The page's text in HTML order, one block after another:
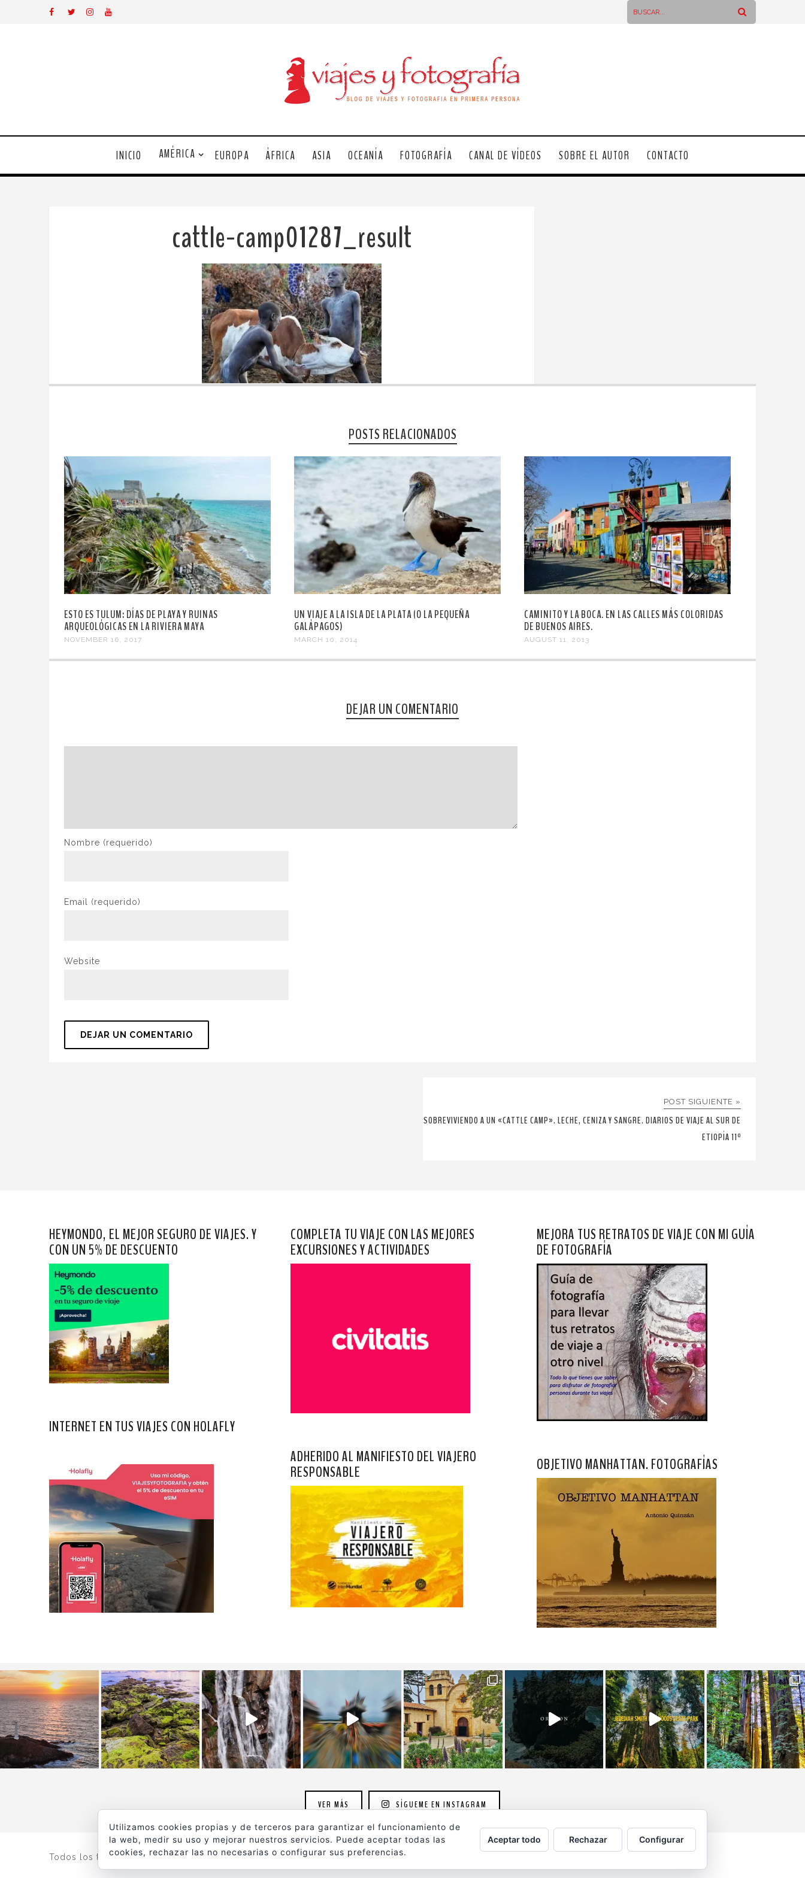
INICIO AMÉRICA EUROPA ÁFRICA ASIA OCEANÍA FOTOGRAFÍA CANAL DE VÍDEOS SOBRE EL AUTOR CONTACTO
cattle-camp01287_result
POSTS RELACIONADOS
ESTO ES TULUM: DÍAS DE PLAYA Y RUINAS
ARQUEOLÓGICAS EN LA RIVIERA MAYA
NOVEMBER 16, 2017
UN VIAJE A LA ISLA DE LA PLATA (O LA PEQUEÑA
GALÁPAGOS)
MARCH 10, 2014
CAMINITO Y LA BOCA. EN LAS CALLES MÁS COLORIDAS
DE BUENOS AIRES.
AUGUST 11, 2013
DEJAR UN COMENTARIO
Nombre (requerido)
Email (requerido)
Website
POST SIGUIENTE »
SOBREVIVIENDO A UN «CATTLE CAMP». LECHE, CENIZA Y SANGRE. DIARIOS DE VIAJE AL SUR DE
ETIOPÍA 11º
HEYMONDO, EL MEJOR SEGURO DE VIAJES. Y
CON UN 5% DE DESCUENTO
INTERNET EN TUS VIAJES CON HOLAFLY
COMPLETA TU VIAJE CON LAS MEJORES
EXCURSIONES Y ACTIVIDADES
ADHERIDO AL MANIFIESTO DEL VIAJERO
RESPONSABLE
MEJORA TUS RETRATOS DE VIAJE CON MI GUÍA
DE FOTOGRAFÍA
OBJETIVO MANHATTAN. FOTOGRAFÍAS
VER MÁS SÍGUEME EN INSTAGRAM
Todos los textos y fotografías dewww.viajesyfotografia.comson propiedad de su autor y están protegidos por © Copyright
Utilizamos cookies propias y de terceros para garantizar el funcionamiento de
la web, medir su uso y mejorar nuestros servicios. Puede aceptar todas las
cookies, rechazar las no necesarias o configurar sus preferencias.
Aceptar todo Rechazar Configurar